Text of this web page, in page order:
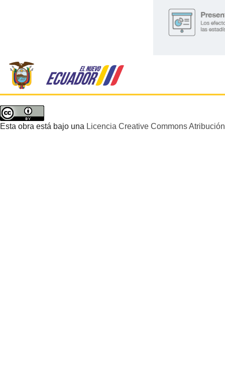
Esta obra está bajo una Licencia Creative Commons